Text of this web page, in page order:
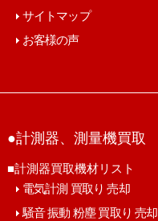
サイトマップ
お客様の声
●計測器、測量機買取
■計測器買取機材リスト
電気計測 買取り 売却
騒音 振動 粉塵 買取り 売却